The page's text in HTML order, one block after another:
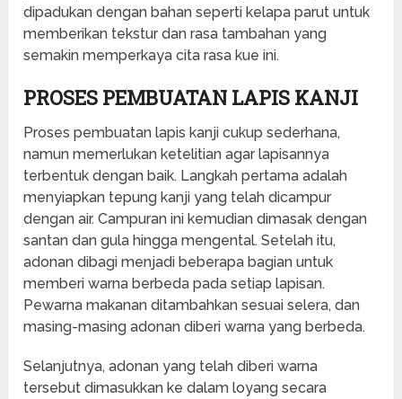
dipadukan dengan bahan seperti kelapa parut untuk
memberikan tekstur dan rasa tambahan yang
semakin memperkaya cita rasa kue ini.
PROSES PEMBUATAN LAPIS KANJI
Proses pembuatan lapis kanji cukup sederhana,
namun memerlukan ketelitian agar lapisannya
terbentuk dengan baik. Langkah pertama adalah
menyiapkan tepung kanji yang telah dicampur
dengan air. Campuran ini kemudian dimasak dengan
santan dan gula hingga mengental. Setelah itu,
adonan dibagi menjadi beberapa bagian untuk
memberi warna berbeda pada setiap lapisan.
Pewarna makanan ditambahkan sesuai selera, dan
masing-masing adonan diberi warna yang berbeda.
Selanjutnya, adonan yang telah diberi warna
tersebut dimasukkan ke dalam loyang secara